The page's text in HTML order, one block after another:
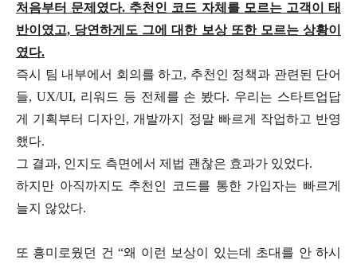
처음부터 문제였다. 추천인 코드 자체를 모르는 고객이 태
반이였고, 당연하게도 그에 대한 보상 또한 모르는 상황이
였다.
즉시 팀 내부에서 회의를 하고, 추천인 정책과 관련된 단어
들, UX/UI, 리워드 등 전체를 손 봤다. 우리는 스타트업답
게 기획부터 디자인, 개발까지 정말 빠르게 작업하고 반영
했다.
그 결과, 인지도 측면에서 제법 괜찮은 효과가 있었다.
하지만 아직까지도 추천인 코드를 통한 가입자는 빠르게
늘지 않았다.
또 흥미로웠던 건 “왜 이런 보상이 있는데 초대를 안 하시